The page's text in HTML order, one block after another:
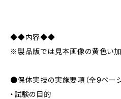
◆◆内容◆◆
※製品版では見本画像の黄色い加
●保体実技の実施要項（全9ページ
・試験の目的